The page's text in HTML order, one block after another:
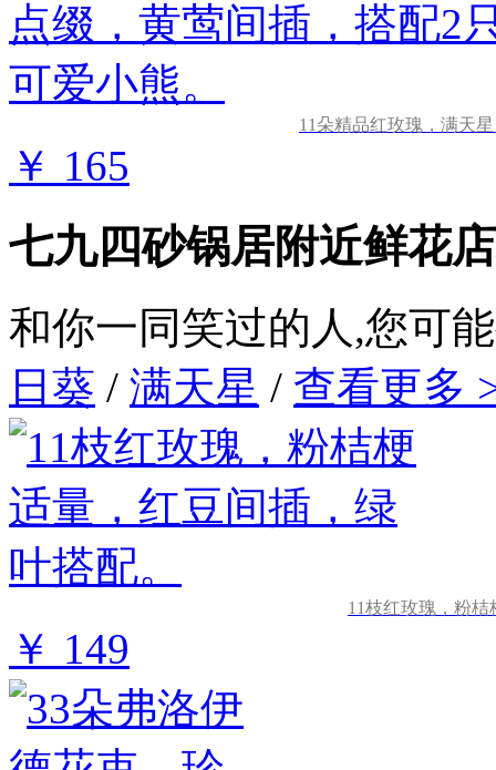
11朵精品红玫瑰，满天
￥ 165
七九四砂锅居附近鲜花
和你一同笑过的人,您可
日葵 / 满天星 / 查看更多
11枝红玫瑰，粉
￥ 149